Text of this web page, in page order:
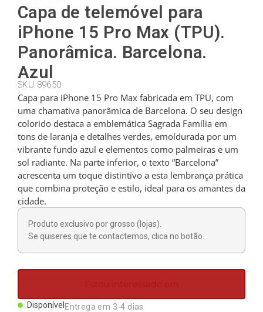
Cortadores
Conchas
Dedais
Figuras
Ímanes
Canecas
Capa de telemóvel para
iPhone 15 Pro Max (TPU).
Panorâmica. Barcelona.
Azul
SKU 89650
Capa para iPhone 15 Pro Max fabricada em TPU, com
uma chamativa panorâmica de Barcelona. O seu design
colorido destaca a emblemática Sagrada Família em
tons de laranja e detalhes verdes, emoldurada por um
vibrante fundo azul e elementos como palmeiras e um
sol radiante. Na parte inferior, o texto “Barcelona”
acrescenta um toque distintivo a esta lembrança prática
que combina proteção e estilo, ideal para os amantes da
cidade.
Produto exclusivo por grosso (lojas).
Se quiseres que te contactemos, clica no botão.
Estou interessado em
Disponível Entrega em 3-4 dias